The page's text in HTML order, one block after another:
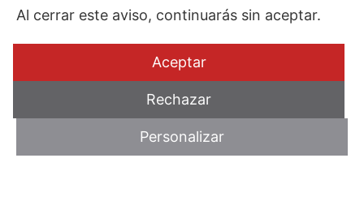
Al cerrar este aviso, continuarás sin aceptar.
Aceptar
Rechazar
Personalizar